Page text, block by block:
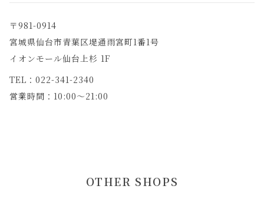
〒981-0914
宮城県仙台市青葉区堤通雨宮町1番1号
イオンモール仙台上杉 1F
TEL： 022-341-2340
営業時間：10:00～21:00
OTHER SHOPS